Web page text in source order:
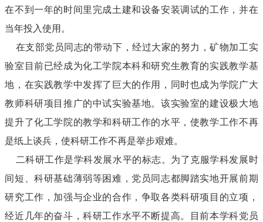
在不到一年的时间里完成土建和设备安装调试的工作，并在
当年投入使用。
在支部党员同志的带动下，经过大家的努力，矿物加工实
验室目前已经成为化工学院本科和研究生教育的实践教学基
地，在实践教学中发挥了巨大的作用，同时也成为学院广大
教师科研项目推广的中试实验基地。该实验室的建设极大地
提升了化工学院的教学和科研工作的水平，使教学工作不再
是纸上谈兵，使科研工作不再是举步艰难。
二科研工作是学科发展水平的标志。为了克服学科发展时
间短、科研基础薄弱等困难，党员同志都脚踏实地开展前期
研究工作，加强与企业的合作，争取各类科研项目的立项，
经近几年的奋斗，科研工作水平不断提高。目前本学科党员